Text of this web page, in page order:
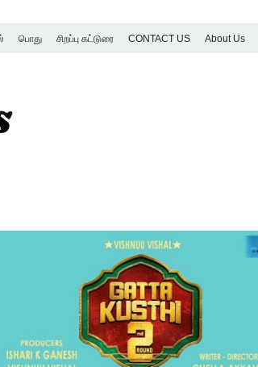
பொது சிறப்பு கட்டுரை CONTACT US About Us